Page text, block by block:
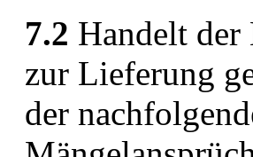
7.2 Handelt der
zur Lieferung
der